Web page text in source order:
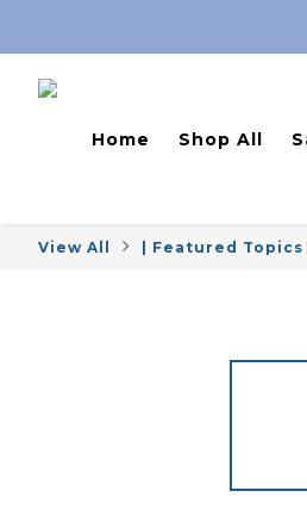
Home Shop All
View All | Featured Topics |